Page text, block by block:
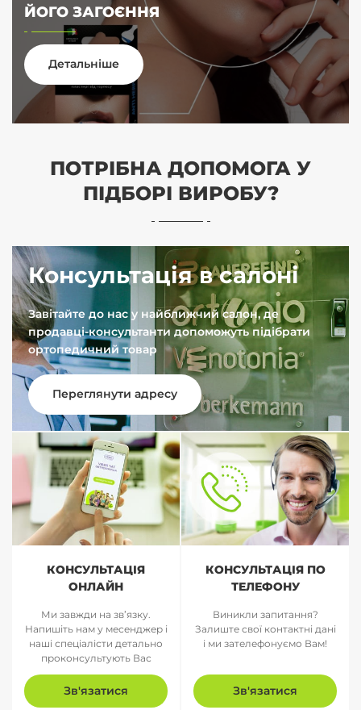
ЙОГО ЗАГОЄННЯ
Детальніше
ПОТРІБНА ДОПОМОГА У
ПІДБОРІ ВИРОБУ?
Консультація в салоні
Завітайте до нас у найближчий салон, де
продавці-консультанти допоможуть підібрати
ортопедичний товар
Переглянути адресу
КОНСУЛЬТАЦІЯ
ОНЛАЙН
Ми завжди на зв’язку.
Напишіть нам у месенджер і
наші спеціалісти детально
проконсультують Вас
Зв'язатися
КОНСУЛЬТАЦІЯ ПО
ТЕЛЕФОНУ
Виникли запитання?
Залиште свої контактні дані
і ми зателефонуємо Вам!
Зв'язатися